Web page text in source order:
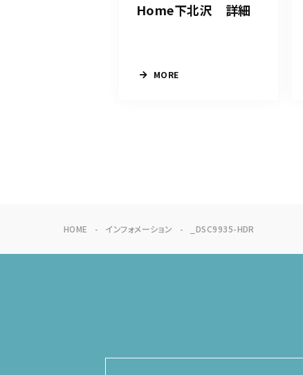
Home下北沢 詳細
MORE
HOME インフォメーション _DSC9935-HDR